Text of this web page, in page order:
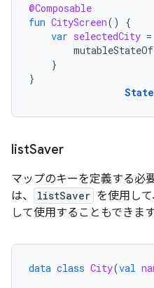
@Composable
fun CityScreen()
{
var selectedCity =
mutableStateOf
}
}
listSaver
マップのキーを定義する必
は、
listSaver を使用し
して使用することもできます
data class City(val